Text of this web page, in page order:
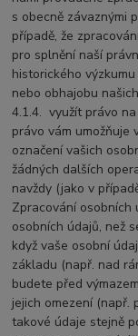
s obecně závaznými
případě, že
pro splnění naší
historického
nebo obhajobu
4.1.4.využít právo
právo vám umožňuje
označení vašich
žádných dalších
navždy (jako v
Zpracování osobních
osobních údajů, než
když vaše osobní
základu (např. nad
budete před
jejich omezení (např.
takové údaje stejně